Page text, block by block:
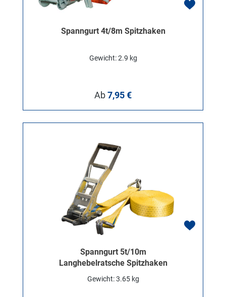
Spanngurt 4t/8m Spitzhaken
Gewicht: 2.9 kg
Regulärer Preis:
Ab7,95 €
Spanngurt 5t/10m
Langhebelratsche Spitzhaken
Gewicht: 3.65 kg